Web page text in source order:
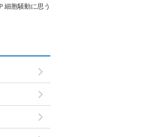
細胞騒動に思う